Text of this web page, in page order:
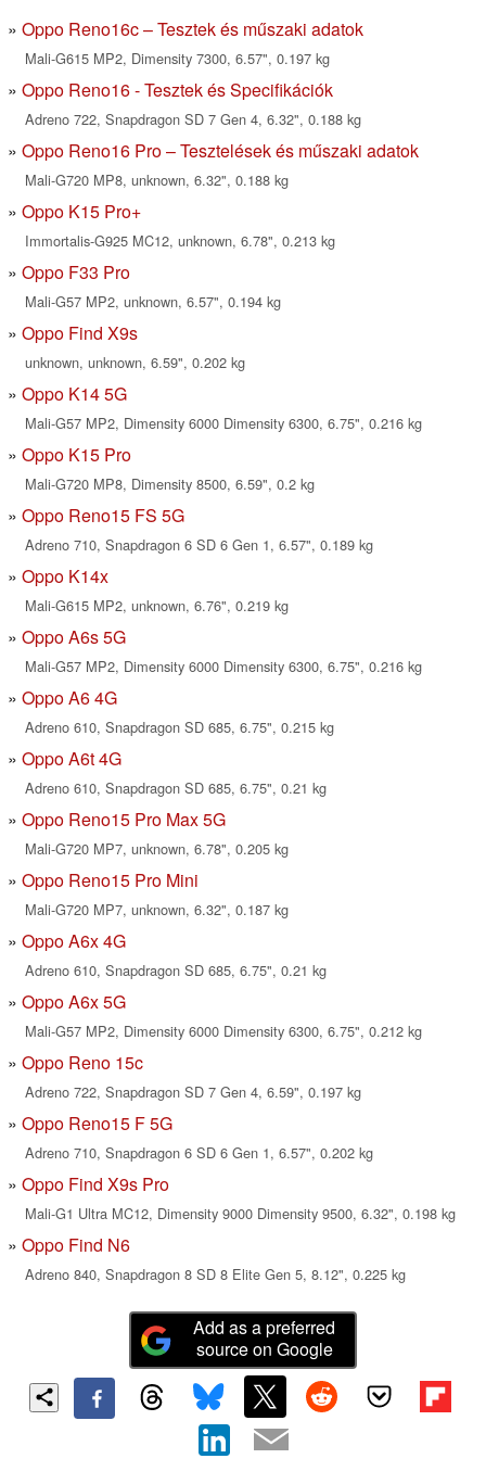
Oppo Reno16c – Tesztek és műszaki adatok
Mali-G615 MP2, Dimensity 7300, 6.57", 0.197 kg
Oppo Reno16 - Tesztek és Specifikációk
Adreno 722, Snapdragon SD 7 Gen 4, 6.32", 0.188 kg
Oppo Reno16 Pro – Tesztelések és műszaki adatok
Mali-G720 MP8, unknown, 6.32", 0.188 kg
Oppo K15 Pro+
Immortalis-G925 MC12, unknown, 6.78", 0.213 kg
Oppo F33 Pro
Mali-G57 MP2, unknown, 6.57", 0.194 kg
Oppo Find X9s
unknown, unknown, 6.59", 0.202 kg
Oppo K14 5G
Mali-G57 MP2, Dimensity 6000 Dimensity 6300, 6.75", 0.216 kg
Oppo K15 Pro
Mali-G720 MP8, Dimensity 8500, 6.59", 0.2 kg
Oppo Reno15 FS 5G
Adreno 710, Snapdragon 6 SD 6 Gen 1, 6.57", 0.189 kg
Oppo K14x
Mali-G615 MP2, unknown, 6.76", 0.219 kg
Oppo A6s 5G
Mali-G57 MP2, Dimensity 6000 Dimensity 6300, 6.75", 0.216 kg
Oppo A6 4G
Adreno 610, Snapdragon SD 685, 6.75", 0.215 kg
Oppo A6t 4G
Adreno 610, Snapdragon SD 685, 6.75", 0.21 kg
Oppo Reno15 Pro Max 5G
Mali-G720 MP7, unknown, 6.78", 0.205 kg
Oppo Reno15 Pro Mini
Mali-G720 MP7, unknown, 6.32", 0.187 kg
Oppo A6x 4G
Adreno 610, Snapdragon SD 685, 6.75", 0.21 kg
Oppo A6x 5G
Mali-G57 MP2, Dimensity 6000 Dimensity 6300, 6.75", 0.212 kg
Oppo Reno 15c
Adreno 722, Snapdragon SD 7 Gen 4, 6.59", 0.197 kg
Oppo Reno15 F 5G
Adreno 710, Snapdragon 6 SD 6 Gen 1, 6.57", 0.202 kg
Oppo Find X9s Pro
Mali-G1 Ultra MC12, Dimensity 9000 Dimensity 9500, 6.32", 0.198 kg
Oppo Find N6
Adreno 840, Snapdragon 8 SD 8 Elite Gen 5, 8.12", 0.225 kg
Add as a preferred
source on Google